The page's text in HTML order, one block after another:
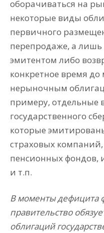
оборачиваться на
некоторые виды
первичного
перепродаже, а лишь
эмитентом либо
конкретное время
нерыночным
примеру, отдельные
государственного
которые
страховых
пенсионных фондов,
и т.п.
В моменты дефицита
правительство
облигаций